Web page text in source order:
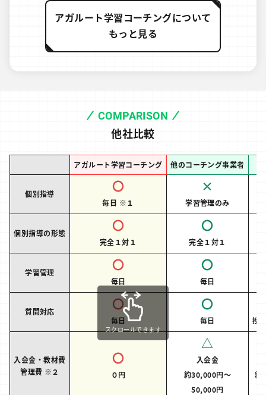
アガルート学習コーチングについて
もっと見る
COMPARISON
他社比較
アガルート学習コーチング 他のコーチング事業者
個別指導 〇
毎日 ※１
×
学習管理のみ
個別指導の形態 〇
完全１対１
〇
完全１対１
学習管理 〇
毎日
〇
毎日
質問対応 〇
毎日
〇
毎日 授
入会金・教材費
管理費 ※２
〇
０円
△
入会金
約30,000円～
50,000円
約
スクロールできます